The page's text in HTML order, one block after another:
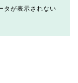
タが表示されない